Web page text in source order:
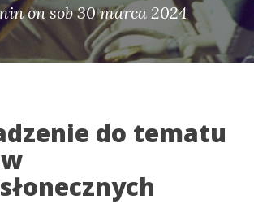
on sob 30 marca 2024
do tematu